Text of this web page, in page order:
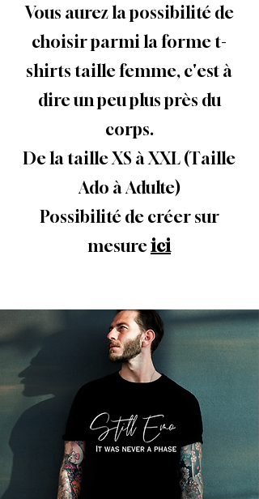
Vous aurez la possibilité de
choisir parmi la forme t-
shirts taille femme, c'est à
dire un peu plus près du
corps.
De la taille XS à XXL (Taille
Ado à Adulte)
Possibilité de créer sur
mesureici